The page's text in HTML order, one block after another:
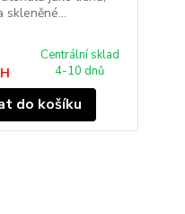
skleněné...
Centrální sklad
4-10 dnů
do košíku